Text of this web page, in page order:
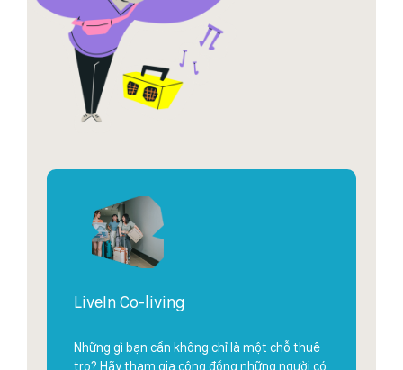
LiveIn Co-living
Những gì bạn cần không chỉ là một chỗ thuê